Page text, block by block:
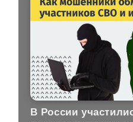
В России